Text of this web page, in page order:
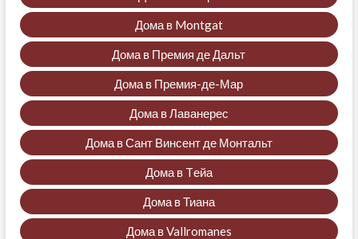
Дома в Montgat
Дома в Премия де Дальт
Дома в Премия-де-Мар
Дома в Лаванерес
Дома в Сант Винсент де Монтальт
Дома в Tейа
Дома в Тиана
Дома в Vallromanes